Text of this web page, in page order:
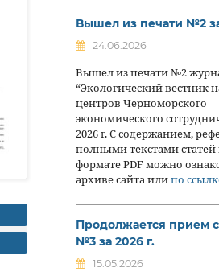
Вышел из печати №2
24.06.2026
Вышел из печати №2
“Экологический вестник
центров Черноморского
экономического
2026 г. С содержанием,
полными текстами статей
формате PDF можно
архиве сайта илипо
Продолжается прием
№3 за 2026 г.
15.05.2026